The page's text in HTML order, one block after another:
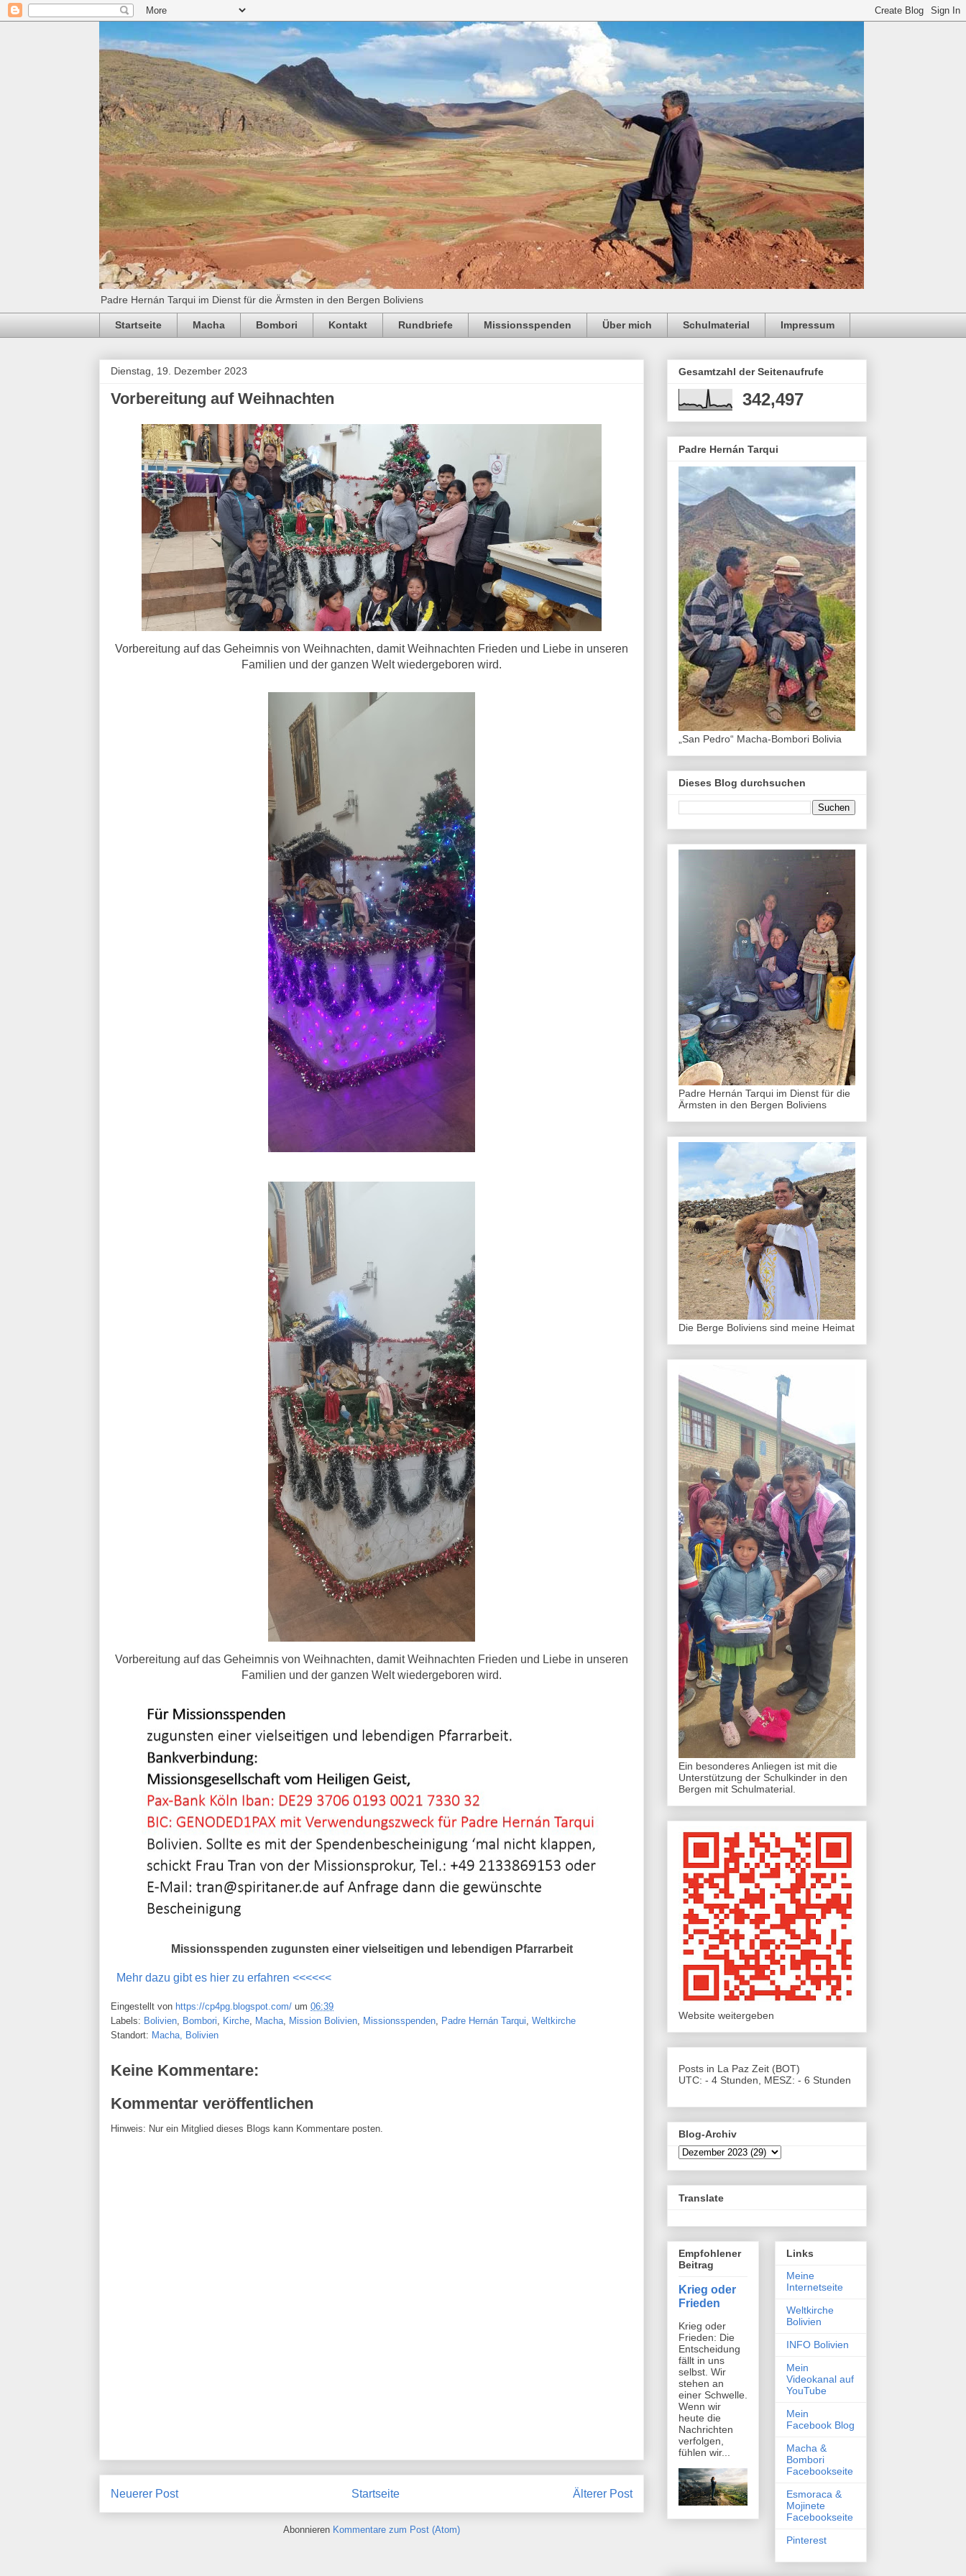
Padre Hernán Tarqui im Dienst für die Ärmsten in den Bergen Boliviens
Startseite Macha Bombori Kontakt Rundbriefe Missionsspenden Über mich Schulmaterial Impressum
Dienstag, 19. Dezember 2023
Vorbereitung auf Weihnachten
Vorbereitung auf das Geheimnis von Weihnachten, damit Weihnachten Frieden und Liebe in unseren
Familien und der ganzen Welt wiedergeboren wird.
Vorbereitung auf das Geheimnis von Weihnachten, damit Weihnachten Frieden und Liebe in unseren
Familien und der ganzen Welt wiedergeboren wird.
Missionsspenden zugunsten einer vielseitigen und lebendigen Pfarrarbeit
Mehr dazu gibt es hier zu erfahren <<<<<<
Eingestellt von https://cp4pg.blogspot.com/ um 06:39
Labels: Bolivien, Bombori, Kirche, Macha, Mission Bolivien, Missionsspenden, Padre Hernán Tarqui, Weltkirche
Standort: Macha, Bolivien
Keine Kommentare:
Kommentar veröffentlichen
Hinweis: Nur ein Mitglied dieses Blogs kann Kommentare posten.
Neuerer Post Älterer Post
Startseite
Abonnieren Kommentare zum Post (Atom)
Gesamtzahl der Seitenaufrufe
342,497
Padre Hernán Tarqui
„San Pedro“ Macha-Bombori Bolivia
Dieses Blog durchsuchen
Padre Hernán Tarqui im Dienst für die
Ärmsten in den Bergen Boliviens
Die Berge Boliviens sind meine Heimat
Ein besonderes Anliegen ist mit die
Unterstützung der Schulkinder in den
Bergen mit Schulmaterial.
Website weitergeben
Posts in La Paz Zeit (BOT)
UTC: - 4 Stunden, MESZ: - 6 Stunden
Blog-Archiv
Translate
Empfohlener
Beitrag
Krieg oder
Frieden
Krieg oder
Frieden: Die
Entscheidung
fällt in uns
selbst. Wir
stehen an
einer Schwelle.
Wenn wir
heute die
Nachrichten
verfolgen,
fühlen wir...
Links
Meine
Internetseite
Weltkirche
Bolivien
INFO Bolivien
Mein
Videokanal auf
YouTube
Mein
Facebook Blog
Macha &
Bombori
Facebookseite
Esmoraca &
Mojinete
Facebookseite
Pinterest